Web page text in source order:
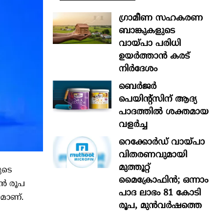
രൂപ
ഗ്രാമീണ സഹകരണ
ബാങ്കുകളുടെ
വായ്പാ പരിധി
ഉയർത്താൻ കരട്
നിർദേശം
ബെർജർ
പെയിന്റ്സിന് ആദ്യ
പാദത്തിൽ ശക്തമായ
വളർച്ച
റെക്കോർഡ് വായ്പാ
വിതരണവുമായി
മുത്തൂറ്റ്
മൈക്രോഫിൻ; ഒന്നാം
പാദ ലാഭം 81 കോടി
രൂപ, മുൻവർഷത്തെ